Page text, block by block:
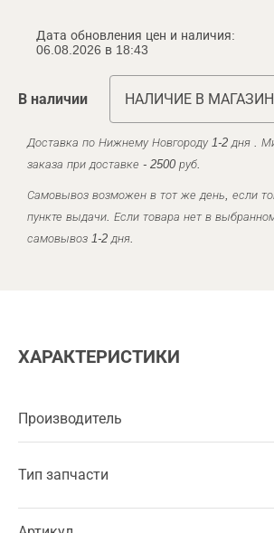
Дата обновления цен и наличия:
06.08.2026 в 18:43
В наличии НАЛИЧИЕ В
Доставка по Нижнему Новгороду 1-2 дня .
заказа при доставке - 2500 руб.
Самовывоз возможен в тот же день, если
пункте выдачи. Если товара нет в
самовывоз 1-2 дня.
ХАРАКТЕРИСТИКИ
Производитель
Тип запчасти